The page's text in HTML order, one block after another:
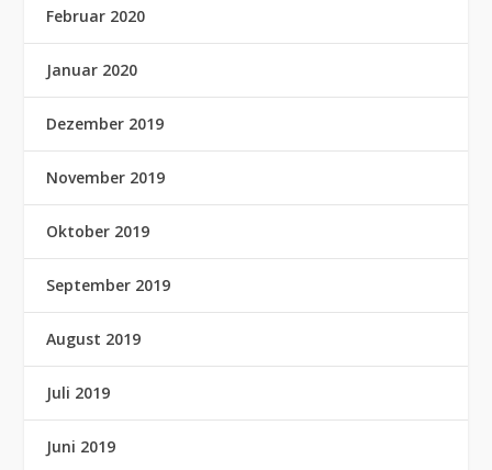
Februar 2020
Januar 2020
Dezember 2019
November 2019
Oktober 2019
September 2019
August 2019
Juli 2019
Juni 2019